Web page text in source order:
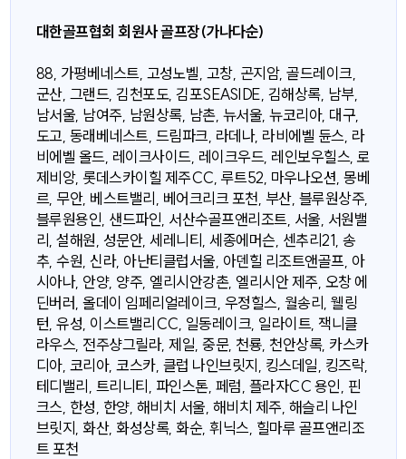
대한골프협회 회원사 골프장(가나다순)
88, 가평베네스트, 고성노벨, 고창, 곤지암, 골드레이크,
군산, 그랜드, 김천포도, 김포SEASIDE, 김해상록, 남부,
남서울, 남여주, 남원상록, 남촌, 뉴서울, 뉴코리아, 대구,
도고, 동래베네스트, 드림파크, 라데나, 라비에벨 듄스, 라
비에벨 올드, 레이크사이드, 레이크우드, 레인보우힐스, 로
제비앙, 롯데스카이힐 제주CC, 루트52, 마우나오션, 몽베
르, 무안, 베스트밸리, 베어크리크 포천, 부산, 블루원상주,
블루원용인, 샌드파인, 서산수골프앤리조트, 서울, 서원밸
리, 설해원, 성문안, 세레니티, 세종에머슨, 센추리21, 송
추, 수원, 신라, 아난티클럽서울, 아덴힐 리조트앤골프, 아
시아나, 안양, 양주, 엘리시안강촌, 엘리시안 제주, 오창 에
딘버러, 올데이 임페리얼레이크, 우정힐스, 월송리, 웰링
턴, 유성, 이스트밸리CC, 일동레이크, 일라이트, 잭니클
라우스, 전주샹그릴라, 제일, 중문, 천룡, 천안상록, 카스카
디아, 코리아, 코스카, 클럽 나인브릿지, 킹스데일, 킹즈락,
테디밸리, 트리니티, 파인스톤, 페럼, 플라자CC 용인, 핀
크스, 한성, 한양, 해비치 서울, 해비치 제주, 해슬리 나인
브릿지, 화산, 화성상록, 화순, 휘닉스, 힐마루 골프앤리조
트 포천